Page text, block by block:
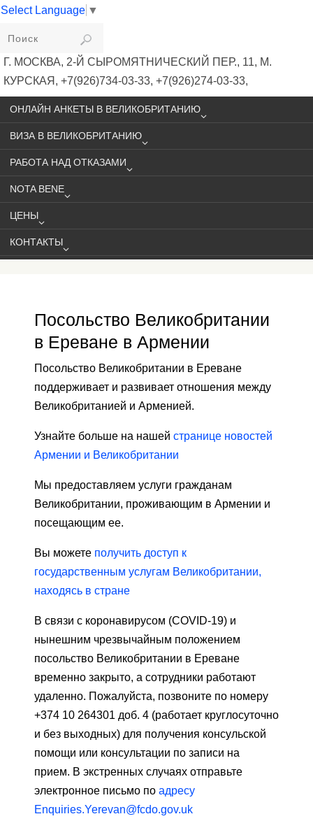
Select Language ▼
VIKIVISA
Г. МОСКВА, 2-Й СЫРОМЯТНИЧЕСКИЙ ПЕР., 11, М.
КУРСКАЯ, +7(926)734-03-33, +7(926)274-03-33,
VISA@VIKIVISA.RU
ОНЛАЙН АНКЕТЫ В ВЕЛИКОБРИТАНИЮ
ВИЗА В ВЕЛИКОБРИТАНИЮ
РАБОТА НАД ОТКАЗАМИ
NOTA BENE
ЦЕНЫ
КОНТАКТЫ
Посольство Великобритании
в Ереване в Армении
Посольство Великобритании в Ереване
поддерживает и развивает отношения между
Великобританией и Арменией.
Узнайте больше на нашей странице новостей
Армении и Великобритании
Мы предоставляем услуги гражданам
Великобритании, проживающим в Армении и
посещающим ее.
Вы можете получить доступ к
государственным услугам Великобритании,
находясь в стране
В связи с коронавирусом (COVID-19) и
нынешним чрезвычайным положением
посольство Великобритании в Ереване
временно закрыто, а сотрудники работают
удаленно. Пожалуйста, позвоните по номеру
+374 10 264301 доб. 4 (работает круглосуточно
и без выходных) для получения консульской
помощи или консультации по записи на
прием. В экстренных случаях отправьте
электронное письмо по адресу
Enquiries.Yerevan@fcdo.gov.uk